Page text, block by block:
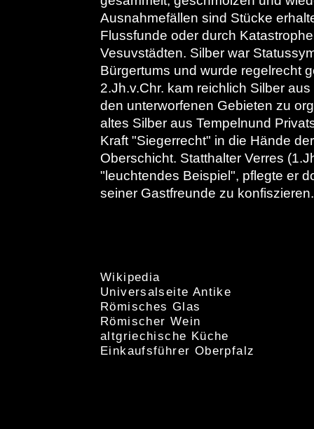
Ausnahmefällen sind Stücke
Flussfunde oder durch
Vesuvstädten. Silber war
Bürgertums und wurde regelrecht
2.Jh.v.Chr. kam reichlich Silber
den unterworfenen Gebieten zu
altes Silber aus Tempelnund
Kraft "Siegerrecht" in die Hände
Oberschicht. Statthalter Verres
"leuchtendes Beispiel", pflegte er
seiner Gastfreunde zu konfiszieren.
Wikipedia
Universalseite Antike
Römisches Glas
Römischer Wein
altgriechische Küche
Einkaufsführer Oberpfalz